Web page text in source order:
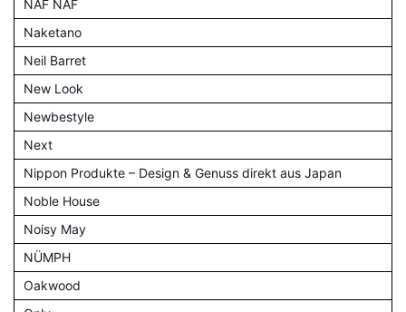
NAF NAF
Naketano
Neil Barret
New Look
Newbestyle
Next
Nippon Produkte – Design & Genuss direkt aus Japan
Noble House
Noisy May
NÜMPH
Oakwood